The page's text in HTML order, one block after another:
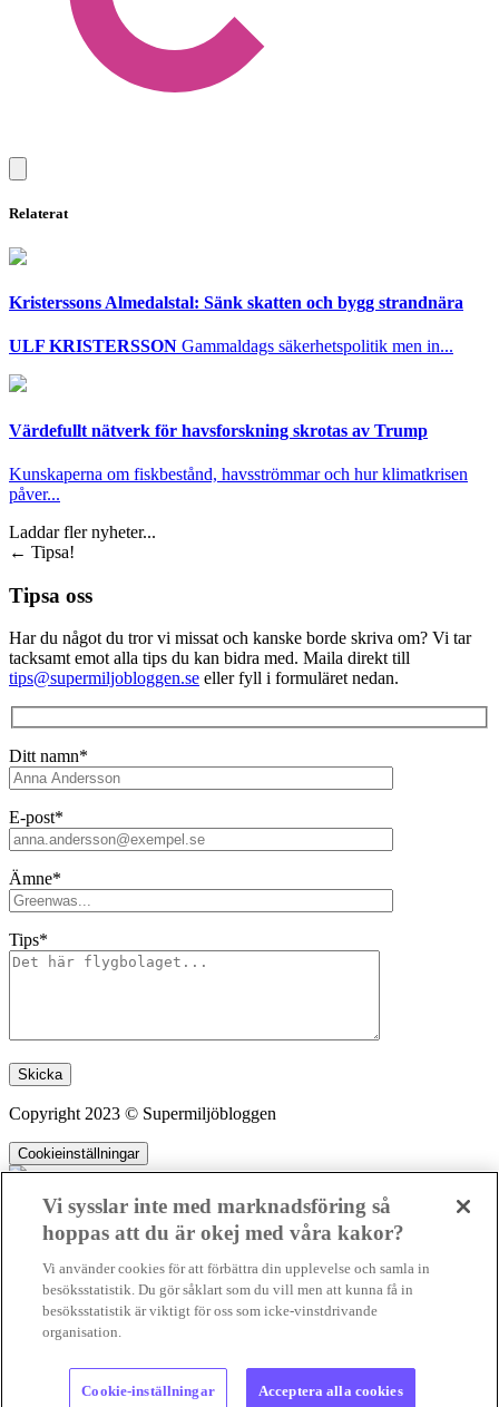
Relaterat
Kristerssons Almedalstal: Sänk skatten och bygg strandnära
ULF KRISTERSSON Gammaldags säkerhetspolitik men in...
Värdefullt nätverk för havsforskning skrotas av Trump
Kunskaperna om fiskbestånd, havsströmmar och hur klimatkrisen
påver...
Laddar fler nyheter...
← Tipsa!
Tipsa oss
Har du något du tror vi missat och kanske borde skriva om? Vi tar
tacksamt emot alla tips du kan bidra med. Maila direkt till
tips@supermiljobloggen.se eller fyll i formuläret nedan.
Ditt namn*
E-post*
Ämne*
Tips*
Lämna detta fält tomt.
Copyright 2023 © Supermiljöbloggen
Cookieinställningar
ideella redaktion drivit miljödebatten framåt genom nyhetsbevakning
och granskningar. Nu vill vi utveckla vårt arbete – och vi hoppas att
du vill hjälpa oss.
1231368703
Vi sysslar inte med marknadsföring så
hoppas att du är okej med våra kakor?
Vi använder cookies för att förbättra din upplevelse och samla in
besöksstatistik. Du gör såklart som du vill men att kunna få in
besöksstatistik är viktigt för oss som icke-vinstdrivande
organisation.
Cookie-inställningar Acceptera alla cookies